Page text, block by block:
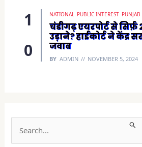
NATIONAL PUBLIC INTEREST PUNJAB
चंडीगढ़ एयरपोर्ट से सिर्फ़ 2
उड़ाने? हाईकोर्ट ने केंद्र
जवाब
BY ADMIN NOVEMBER 5, 2024